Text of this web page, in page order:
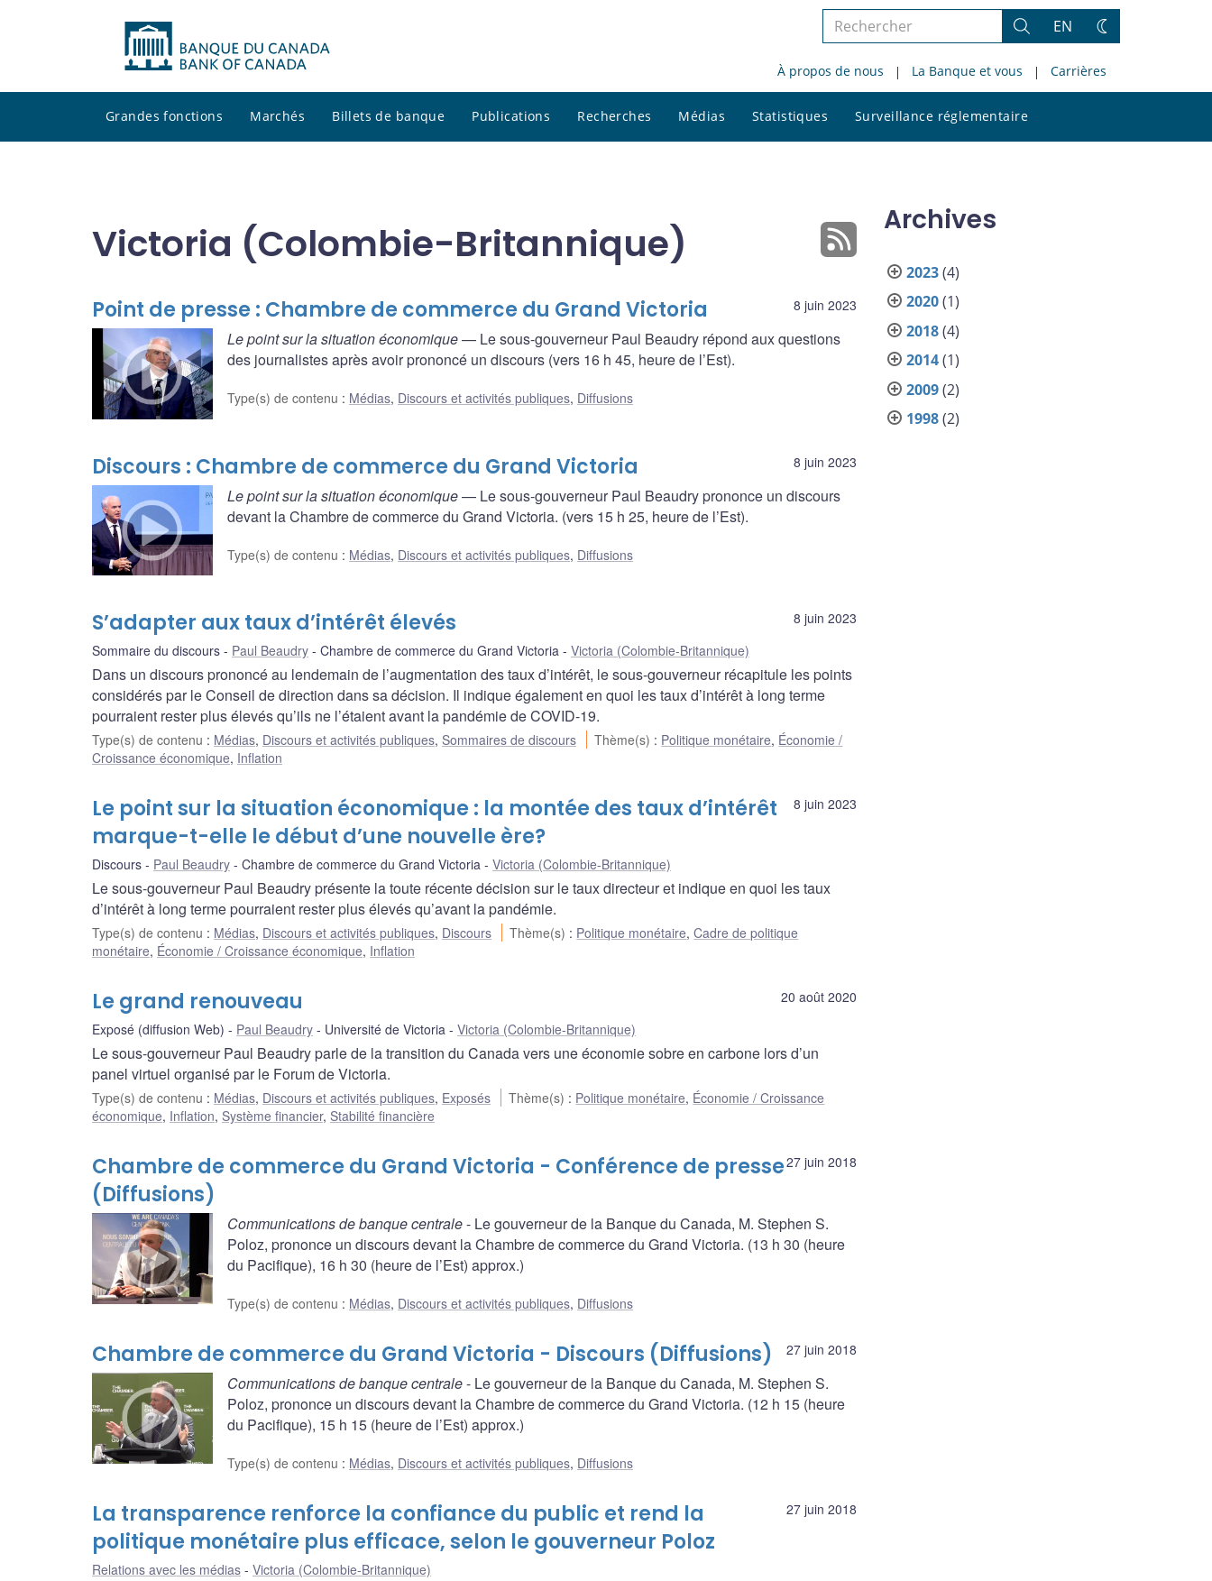
Rechercher
le
site
Rechercher
EN
Changez
thème
À propos de nous La Banque et vous Carrières
Grandes fonctions Marchés Billets de banque Publications Recherches Médias Statistiques Surveillance réglementaire
le
Victoria (Colombie-Britannique)
8 juin 2023
Point de presse : Chambre de commerce du Grand Victoria
Le point sur la situation économique— Le sous-gouverneur Paul Beaudry répond aux questions
des journalistes après avoir prononcé un discours (vers 16 h 45, heure de l’Est).
Type(s) de contenu : Médias, Discours et activités publiques, Diffusions
8 juin 2023
Discours : Chambre de commerce du Grand Victoria
Le point sur la situation économique— Le sous-gouverneur Paul Beaudry prononce un discours
devant la Chambre de commerce du Grand Victoria. (vers 15 h 25, heure de l’Est).
Type(s) de contenu : Médias, Discours et activités publiques, Diffusions
8 juin 2023
S’adapter aux taux d’intérêt élevés
Sommaire du discours Paul Beaudry Chambre de commerce du Grand Victoria Victoria (Colombie-Britannique)
Dans un discours prononcé au lendemain de l’augmentation des taux d’intérêt, le sous-gouverneur récapitule les points
considérés par le Conseil de direction dans sa décision. Il indique également en quoi les taux d’intérêt à long terme
pourraient rester plus élevés qu’ils ne l’étaient avant la pandémie de COVID-19.
Type(s) de contenu : Médias, Discours et activités publiques, Sommaires de discours Thème(s) : Politique monétaire, Économie /
Croissance économique, Inflation
8 juin 2023
Le point sur la situation économique : la montée des taux d’intérêt
marque-t-elle le début d’une nouvelle ère?
Discours Paul Beaudry Chambre de commerce du Grand Victoria Victoria (Colombie-Britannique)
Le sous-gouverneur Paul Beaudry présente la toute récente décision sur le taux directeur et indique en quoi les taux
d’intérêt à long terme pourraient rester plus élevés qu’avant la pandémie.
Type(s) de contenu : Médias, Discours et activités publiques, Discours Thème(s) : Politique monétaire,Cadre de politique
monétaire, Économie / Croissance économique, Inflation
20 août 2020
Le grand renouveau
Exposé (diffusion Web) Paul Beaudry Université de Victoria Victoria (Colombie-Britannique)
Le sous-gouverneur Paul Beaudry parle de la transition du Canada vers une économie sobre en carbone lors d’un
panel virtuel organisé par le Forum de Victoria.
Type(s) de contenu : Médias, Discours et activités publiques, Exposés Thème(s) : Politique monétaire, Économie / Croissance
économique, Inflation, Système financier, Stabilité financière
27 juin 2018
Chambre de commerce du Grand Victoria - Conférence de presse
(Diffusions)
Communications de banque centrale- Le gouverneur de la Banque du Canada, M. Stephen S.
Poloz, prononce un discours devant la Chambre de commerce du Grand Victoria. (13 h 30 (heure
du Pacifique), 16 h 30 (heure de l’Est) approx.)
Type(s) de contenu : Médias, Discours et activités publiques, Diffusions
27 juin 2018
Chambre de commerce du Grand Victoria - Discours (Diffusions)
Communications de banque centrale- Le gouverneur de la Banque du Canada, M. Stephen S.
Poloz, prononce un discours devant la Chambre de commerce du Grand Victoria. (12 h 15 (heure
du Pacifique), 15 h 15 (heure de l’Est) approx.)
Type(s) de contenu : Médias, Discours et activités publiques, Diffusions
27 juin 2018
La transparence renforce la confiance du public et rend la
politique monétaire plus efficace, selon le gouverneur Poloz
Relations avec les médias Victoria (Colombie-Britannique)
Archives
2023(4)
2020(1)
2018(4)
2014(1)
2009(2)
1998(2)